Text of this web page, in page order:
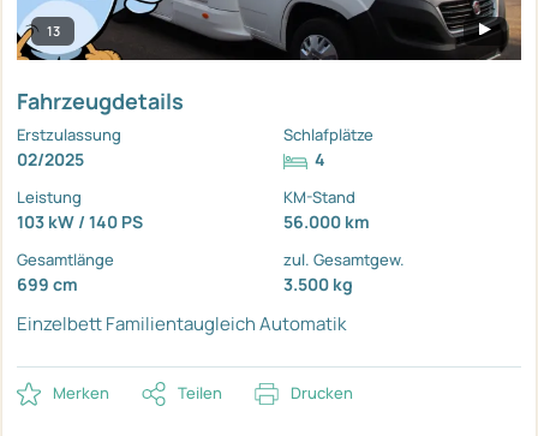
13
Fahrzeugdetails
Erstzulassung
02/2025
Schlafplätze
4
Leistung
103 kW / 140 PS
KM-Stand
56.000 km
Gesamtlänge
699 cm
zul. Gesamtgew.
3.500 kg
EinzelbettFamilientaugleichAutomatik
Merken Teilen Drucken